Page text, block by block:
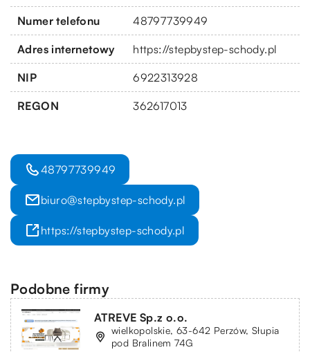
Numer telefonu 48797739949
Adres internetowy https://stepbystep-schody.pl
NIP 6922313928
REGON 362617013
48797739949
biuro@stepbystep-schody.pl
https://stepbystep-schody.pl
Podobne firmy
ATREVE Sp.z o.o.
wielkopolskie, 63-642 Perzów, Słupia
pod Bralinem 74G